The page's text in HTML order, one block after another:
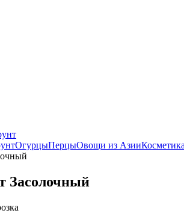
ОгурцыПерцыОвощи из Азии
Засолочный